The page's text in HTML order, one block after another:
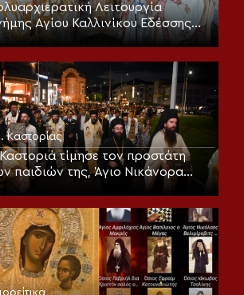
Λειτουργία
Αγίου Καλλινίκου Εδέσσης
τα ονομαστήρια του
Καστορίας
τίμησε τον προστάτη
παιδιών της, Άγιο Νικάνορα
Θαυματουργό